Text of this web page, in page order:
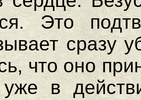
Это
сразу
что оно
уже в